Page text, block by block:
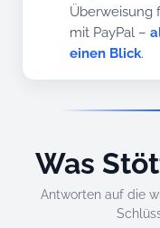
Überweisung
mit PayPal –
einen Blick.
Was
Antworten auf die